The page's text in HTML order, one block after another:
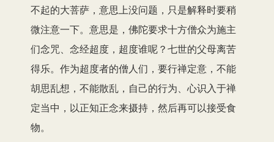
不起的大菩萨，意思上没问题，只是解释时要稍
微注意一下。意思是，佛陀要求十方僧众为施主
们念咒、念经超度，超度谁呢？七世的父母离苦
得乐。作为超度者的僧人们，要行禅定意，不能
胡思乱想，不能散乱，自己的行为、心识入于禅
定当中，以正知正念来摄持，然后再可以接受食
物。